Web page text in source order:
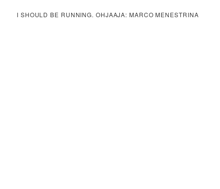
I SHOULD BE RUNNING. OHJAAJA: MARCO MENESTRINA